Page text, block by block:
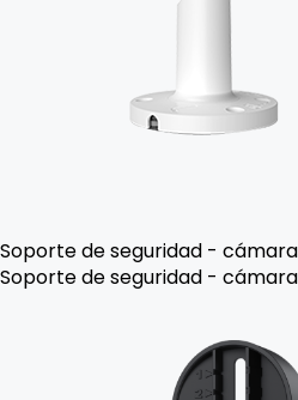
Soporte de seguridad -
Soporte de seguridad -